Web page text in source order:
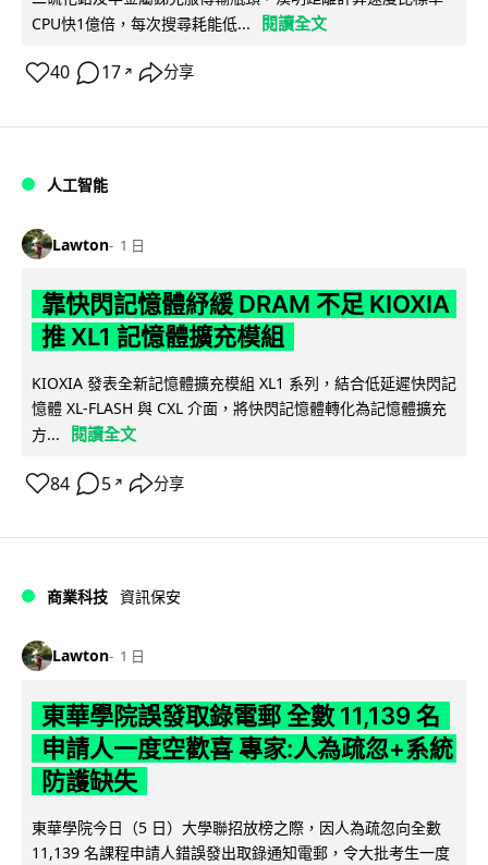
CPU快1億倍，每次搜尋耗能低...
閱讀全文
40 17 ↗ 分享
人工智能
Lawton 1 日
靠快閃記憶體紓緩 DRAM 不足 KIOXIA
推 XL1 記憶體擴充模組
KIOXIA 發表全新記憶體擴充模組 XL1 系列，結合低延遲快閃記
憶體 XL-FLASH 與 CXL 介面，將快閃記憶體轉化為記憶體擴充
方...
閱讀全文
84 5 ↗ 分享
商業科技 資訊保安
Lawton 1 日
東華學院誤發取錄電郵 全數 11,139 名
申請人一度空歡喜 專家:人為疏忽+系統
防護缺失
東華學院今日（5 日）大學聯招放榜之際，因人為疏忽向全數
11,139 名課程申請人錯誤發出取錄通知電郵，令大批考生一度